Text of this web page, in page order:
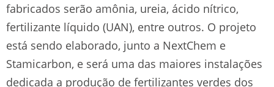
fabricados serão amônia, ureia, ácido nítrico,
fertilizante líquido (UAN), entre outros. O projeto
está sendo elaborado, junto a NextChem e
Stamicarbon, e será uma das maiores instalações
dedicada a produção de fertilizantes verdes dos